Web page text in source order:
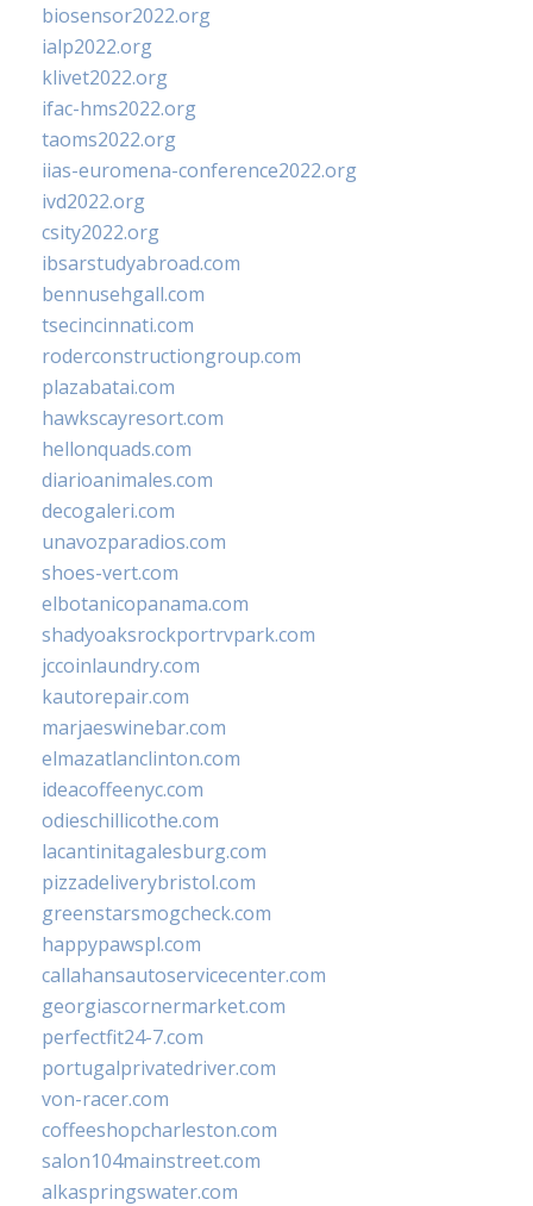
biosensor2022.org
ialp2022.org
klivet2022.org
ifac-hms2022.org
taoms2022.org
iias-euromena-conference2022.org
ivd2022.org
csity2022.org
ibsarstudyabroad.com
bennusehgall.com
tsecincinnati.com
roderconstructiongroup.com
plazabatai.com
hawkscayresort.com
hellonquads.com
diarioanimales.com
decogaleri.com
unavozparadios.com
shoes-vert.com
elbotanicopanama.com
shadyoaksrockportrvpark.com
jccoinlaundry.com
kautorepair.com
marjaeswinebar.com
elmazatlanclinton.com
ideacoffeenyc.com
odieschillicothe.com
lacantinitagalesburg.com
pizzadeliverybristol.com
greenstarsmogcheck.com
happypawspl.com
callahansautoservicecenter.com
georgiascornermarket.com
perfectfit24-7.com
portugalprivatedriver.com
von-racer.com
coffeeshopcharleston.com
salon104mainstreet.com
alkaspringswater.com